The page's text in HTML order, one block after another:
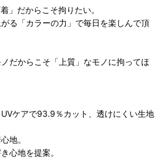
」だからこそ拘りたい。
る「カラーの力」で毎日を楽しんで頂
だからこそ「上質」なモノに拘ってほ
ケアで93.9％カット、透けにくい生地
地。
心地を提案。